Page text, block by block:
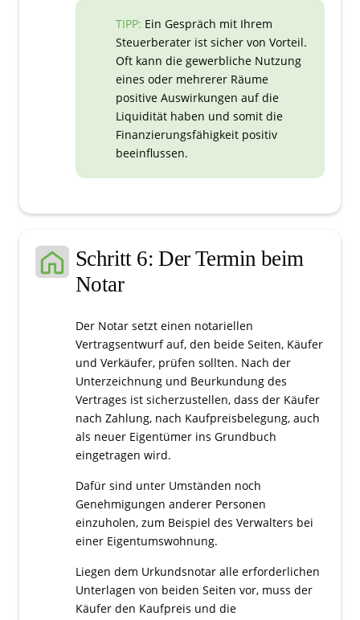
TIPP: Ein Gespräch mit Ihrem
Steuerberater ist sicher von Vorteil.
Oft kann die gewerbliche Nutzung
eines oder mehrerer Räume
positive Auswirkungen auf die
Liquidität haben und somit die
Finanzierungsfähigkeit positiv
beeinflussen.
Schritt 6: Der Termin beim
Notar
Der Notar setzt einen notariellen
Vertragsentwurf auf, den beide Seiten, Käufer
und Verkäufer, prüfen sollten. Nach der
Unterzeichnung und Beurkundung des
Vertrages ist sicherzustellen, dass der Käufer
nach Zahlung, nach Kaufpreisbelegung, auch
als neuer Eigentümer ins Grundbuch
eingetragen wird.
Dafür sind unter Umständen noch
Genehmigungen anderer Personen
einzuholen, zum Beispiel des Verwalters bei
einer Eigentumswohnung.
Liegen dem Urkundsnotar alle erforderlichen
Unterlagen von beiden Seiten vor, muss der
Käufer den Kaufpreis und die